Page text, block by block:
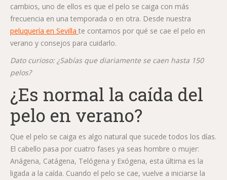
cambios, uno de ellos es que el pelo se caiga con más
frecuencia en una temporada o en otra. Desde nuestra
peluquería en Sevilla te contamos por qué se cae el pelo en
verano y consejos para cuidarlo.
Dato curioso: ¿Sabías que diariamente se caen hasta 150
pelos?
¿Es normal la caída del
pelo en verano?
Que el pelo se caiga es algo natural que sucede todos los días.
El cabello pasa por cuatro fases ya seas hombre o mujer:
Anágena, Catágena, Telógena y Exógena, esta última es la
ligada a la caída. Cuando el pelo se cae, vuelve a iniciarse la